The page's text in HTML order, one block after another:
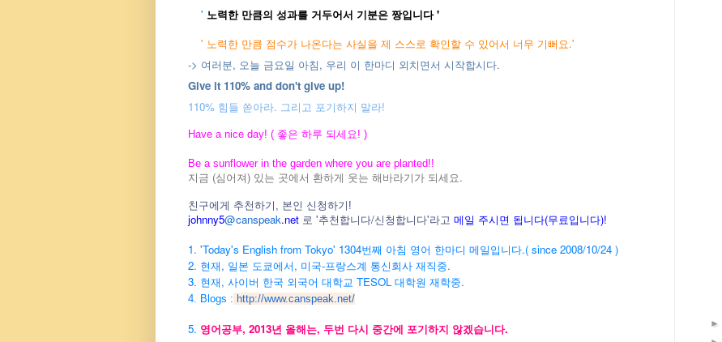
' 노력한 만큼의 성과를 거두어서 기분은 짱입니다 '
' 노력한 만큼 점수가 나온다는 사실을 제 스스로 확인할 수 있어서 너무 기뻐요.'
-> 여러분, 오늘 금요일 아침, 우리 이 한마디 외치면서 시작합시다.
Give it 110% and don't give up!
110% 힘들 쏟아라. 그리고 포기하지 말라!
Have a nice day! ( 좋은 하루 되세요! )
Be a sunflower in the garden where you are planted!!
지금 (심어져) 있는 곳에서 환하게 웃는 해바라기가 되세요.
친구에게 추천하기, 본인 신청하기!
johnny5@canspeak.net 로 '추천합니다/신청합니다'라고 메일 주시면 됩니다(무료입니다)!
1. 'Today's English from Tokyo' 1304번째 아침 영어 한마디 메일입니다.( since 2008/10/24 )
2. 현재, 일본 도쿄에서, 미국-프랑스계 통신회사 재직중.
3. 현재, 사이버 한국 외국어 대학교 TESOL 대학원 재학중.
4. Blogs : http://www.canspeak.net/
5. 영어공부, 2013년 올해는, 두번 다시 중간에 포기하지 않겠습니다. ►